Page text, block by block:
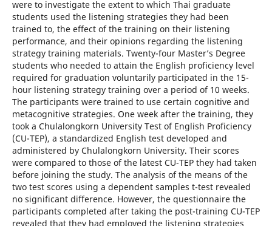
were to investigate the extent to which Thai graduate
students used the listening strategies they had been
trained to, the effect of the training on their listening
performance, and their opinions regarding the listening
strategy training materials. Twenty-four Master’s Degree
students who needed to attain the English proficiency level
required for graduation voluntarily participated in the 15-
hour listening strategy training over a period of 10 weeks.
The participants were trained to use certain cognitive and
metacognitive strategies. One week after the training, they
took a Chulalongkorn University Test of English Proficiency
(CU-TEP), a standardized English test developed and
administered by Chulalongkorn University. Their scores
were compared to those of the latest CU-TEP they had taken
before joining the study. The analysis of the means of the
two test scores using a dependent samples t-test revealed
no significant difference. However, the questionnaire the
participants completed after taking the post-training CU-TEP
revealed that they had employed the listening strategies